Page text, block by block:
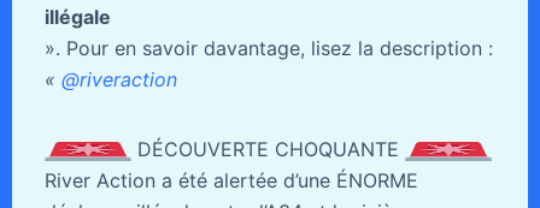
illégale
». Pour en savoir davantage, lisez la description :
« @riveraction
DÉCOUVERTE CHOQUANTE
River Action a été alertée d’une ÉNORME